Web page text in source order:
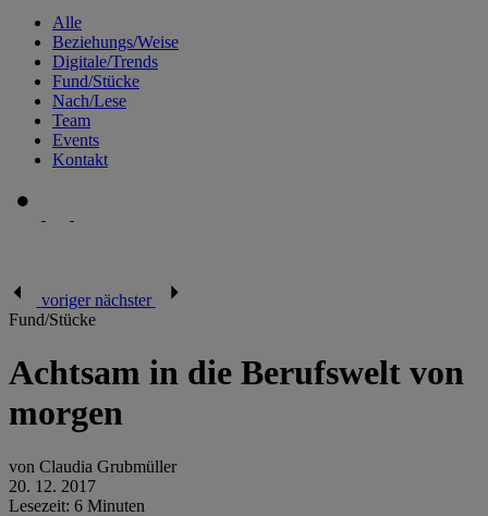
Alle
Beziehungs/Weise
Digitale/Trends
Fund/Stücke
Nach/Lese
Team
Events
Kontakt
voriger nächster
Fund/Stücke
Achtsam in die Berufswelt von
morgen
von Claudia Grubmüller
20. 12. 2017
Lesezeit: 6 Minuten